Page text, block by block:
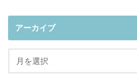
アーカイブ